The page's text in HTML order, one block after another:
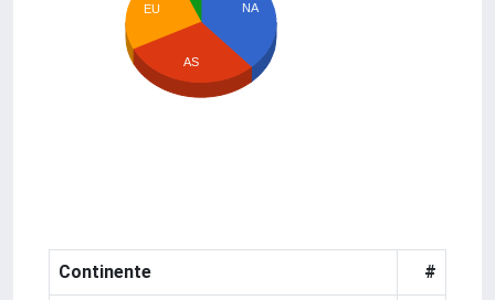
NA
EU
AS
Continente #